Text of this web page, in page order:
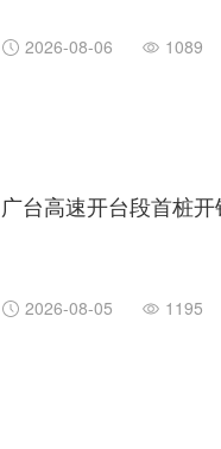
2026-08-06 1089
广台高速开台段首桩
2026-08-05 1195